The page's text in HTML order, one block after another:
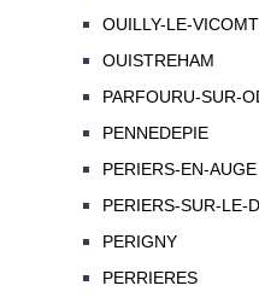
OUILLY-LE-
OUISTREHAM
PARFOURU-SUR-
PENNEDEPIE
PERIERS-EN-AUGE
PERIERS-SUR-LE-
PERIGNY
PERRIERES